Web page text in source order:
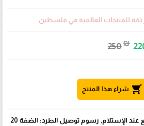
ثقة للمنتجات العالمية في فلسطين
250₪
shopping_cart شراء هذا المنتج
الدفع عند الإستلام, رسوم توصيل الطرد: الضفة 20